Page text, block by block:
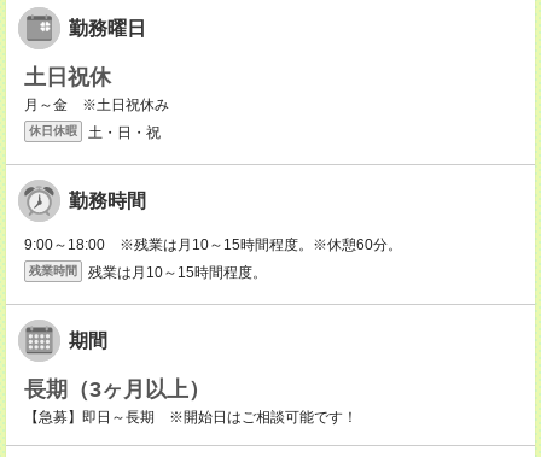
勤務曜日
土日祝休
月～金 ※土日祝休み
休日休暇 土・日・祝
勤務時間
9:00～18:00 ※残業は月10～15時間程度。※休憩60分。
残業時間 残業は月10～15時間程度。
期間
長期（3ヶ月以上）
【急募】即日～長期 ※開始日はご相談可能です！